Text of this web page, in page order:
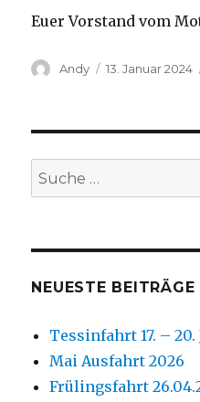
Euer Vorstand vom
Autor
Andy
Veröffentlicht
13. Januar 2024
Suche
nach:
NEUESTE BEITRÄGE
Tessinfahrt 17. – 20.
Mai Ausfahrt 2026
Frülingsfahrt